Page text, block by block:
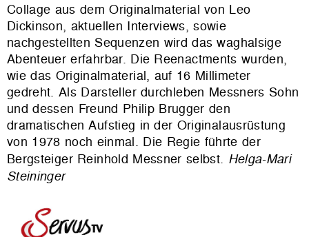
Collage aus dem Originalmaterial von Leo
Dickinson, aktuellen Interviews, sowie
nachgestellten Sequenzen wird das waghalsige
Abenteuer erfahrbar. Die Reenactments wurden,
wie das Originalmaterial, auf 16 Millimeter
gedreht. Als Darsteller durchleben Messners Sohn
und dessen Freund Philip Brugger den
dramatischen Aufstieg in der Originalausrüstung
von 1978 noch einmal. Die Regie führte der
Bergsteiger Reinhold Messner selbst. Helga-Mari
Steininger